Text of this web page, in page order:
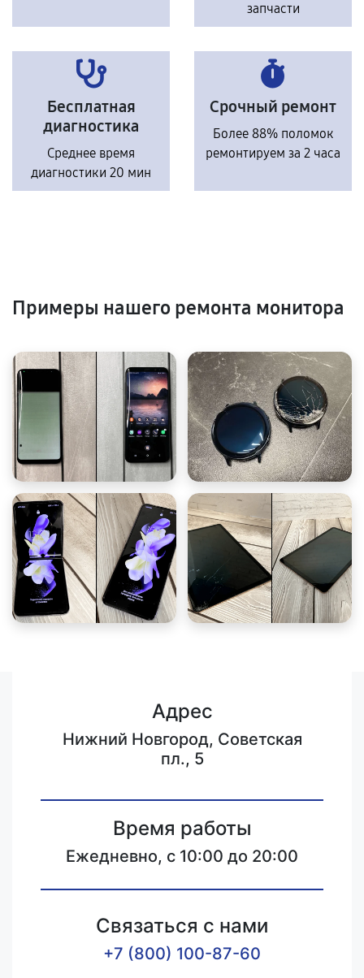
запчасти
Бесплатная
диагностика
Среднее время
диагностики 20 мин
Срочный ремонт
Более 88% поломок
ремонтируем за 2 часа
Примеры нашего ремонта монитора
Адрес
Нижний Новгород, Советская
пл., 5
Время работы
Ежедневно, с 10:00 до 20:00
Связаться с нами
+7 (800) 100-87-60